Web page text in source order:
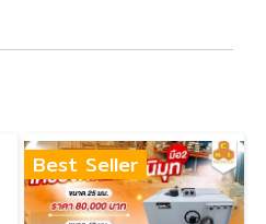
Best Seller